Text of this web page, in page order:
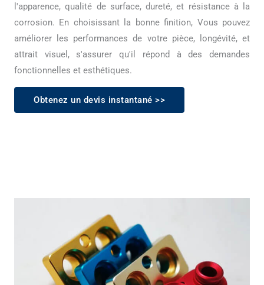
l'apparence, qualité de surface, dureté, et résistance à la
corrosion. En choisissant la bonne finition, Vous pouvez
améliorer les performances de votre pièce, longévité, et
attrait visuel, s'assurer qu'il répond à des demandes
fonctionnelles et esthétiques.
Obtenez un devis instantané >>